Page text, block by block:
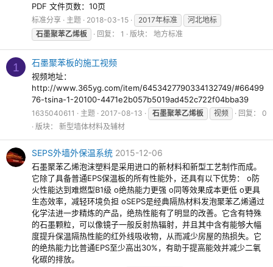
PDF 文件页数：10页
标准分享 主题 2018-03-15 2017年标准
河北地标
石墨聚苯乙烯板
回复： 1 版块： 地方标准
1 石墨聚苯板的施工视频
视频地址：
http://www.365yg.com/item/6453427790334132749/#66499
76-tsina-1-20100-4471e2b057b5019ad452c722f04bba39
1635040611 主题 2017-08-13 石墨聚苯乙烯板 视频
回复： 0
版块： 新型墙体材料及辅材
SEPS外墙外保温系统 2015-12-06
石墨聚苯乙烯泡沫塑料是采用进口的新材料和新型工艺制作而成。
它除了具备普通EPS保温板的所有性能外，还具有以下优势： o防
火性能达到难燃型B1级 o绝热能力更强 o同等效果成本更低 o更具
生态效率，减轻环境负担 oSEPS是经典隔热材料发泡聚苯乙烯通过
化学法进一步精炼的产品，绝热性能有了明显的改善。它含有特殊
的石墨颗粒，可以像镜子一般反射热辐射，并且其中含有能够大幅
度提升保温隔热性能的红外线吸收物，从而减少房屋的热损失。它
的绝热能力比普通EPS至少高出30%，有助于提高能效并减少二氧
化碳的排放。